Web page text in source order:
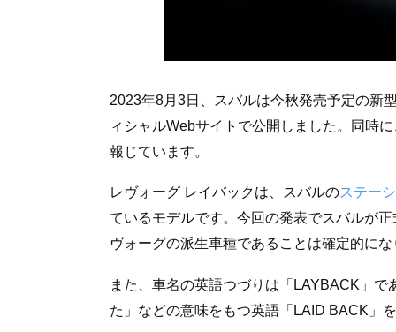
2023年8月3日、スバルは今秋発売予定の新
ィシャルWebサイトで公開しました。同時
報じています。
レヴォーグ レイバックは、スバルのステー
ているモデルです。今回の発表でスバルが
ヴォーグの派生車種であることは確定的に
また、車名の英語つづりは「LAYBACK」
た」などの意味をもつ英語「LAID BACK」